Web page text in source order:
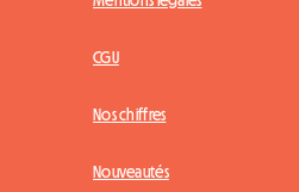
CGU
Nos chiffres
Nouveautés